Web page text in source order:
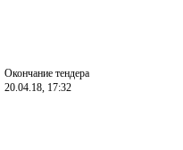
Окончание тендера
20.04.18, 17:32